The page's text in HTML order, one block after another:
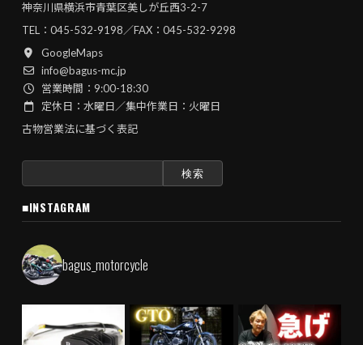
神奈川県横浜市青葉区美しが丘西3-2-7
TEL： 045-532-9198／FAX：045-532-9298
GoogleMaps
info@bagus-mc.jp
営業時間：9:00-18:30
定休日：水曜日／集中作業日：火曜日
古物営業法に基づく表記
■INSTAGRAM
bagus_motorcycle